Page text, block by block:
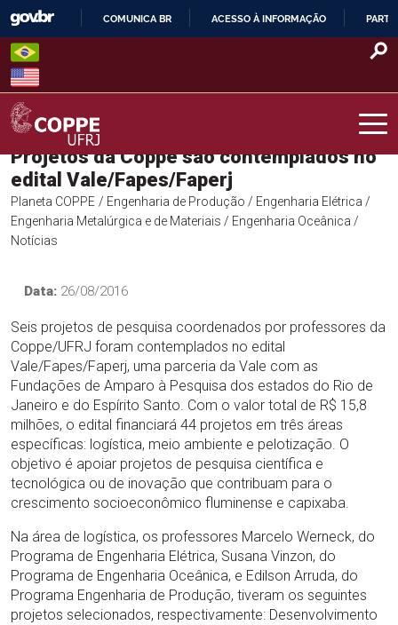
Skip
content
O
COMUNICA BR ACESSO À INFORMAÇÃO
COPPE – UFRJ
Projetos da Coppe são contemplados no
edital Vale/Fapes/Faperj
Planeta COPPE / Engenharia de Produção / Engenharia Elétrica /
Engenharia Metalúrgica e de Materiais / Engenharia Oceânica /
Notícias
Data: 26/08/2016
Seis projetos de pesquisa coordenados por professores da
Coppe/UFRJ foram contemplados no edital
Vale/Fapes/Faperj, uma parceria da Vale com as
Fundações de Amparo à Pesquisa dos estados do Rio de
Janeiro e do Espírito Santo. Com o valor total de R$ 15,8
milhões, o edital financiará 44 projetos em três áreas
específicas: logística, meio ambiente e pelotização. O
objetivo é apoiar projetos de pesquisa científica e
tecnológica ou de inovação que contribuam para o
crescimento socioeconômico fluminense e capixaba.
Na área de logística, os professores Marcelo Werneck, do
Programa de Engenharia Elétrica, Susana Vinzon, do
Programa de Engenharia Oceânica, e Edilson Arruda, do
Programa Engenharia de Produção, tiveram os seguintes
projetos selecionados, respectivamente: Desenvolvimento